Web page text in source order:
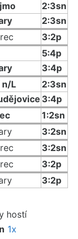
2:3sn
2:3sn
3:2p
5:4p
3:4p
n/L
2:3sn
3:4p
1:2sn
3:2sn
3:2sn
3:2p
3:2p
hostí
1x